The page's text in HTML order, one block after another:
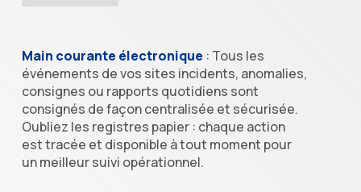
Main courante électronique : Tous les
événements de vos sites incidents, anomalies,
consignes ou rapports quotidiens sont
consignés de façon centralisée et sécurisée.
Oubliez les registres papier : chaque action
est tracée et disponible à tout moment pour
un meilleur suivi opérationnel.